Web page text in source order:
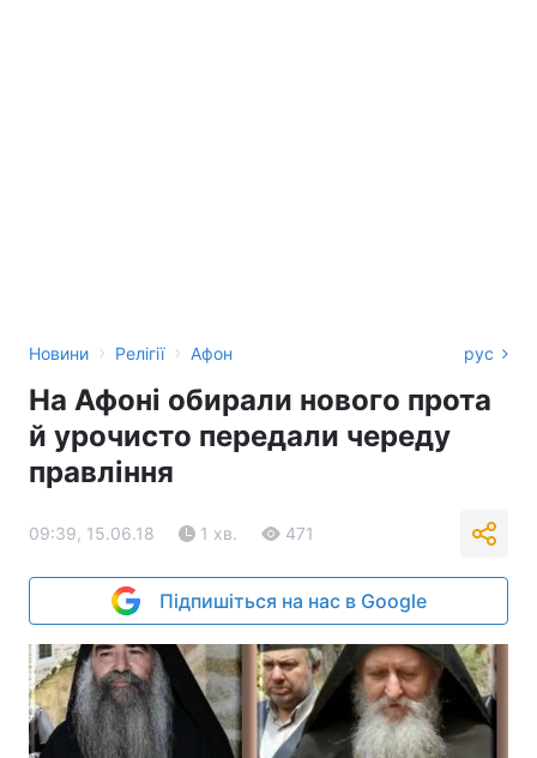
Новини › Релігії › Афон рус
На Афоні обирали нового прота
й урочисто передали череду
правління
09:39, 15.06.18 1 хв. 471
Підпишіться на нас в Google